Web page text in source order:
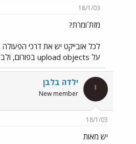
18/1/03
מזת´ומרת?
לכל אובייקט יש את דרכי
על upload objects בפורום, ולבדוק...
י ילדה בלבן
New member
18/1/03
יש מאות